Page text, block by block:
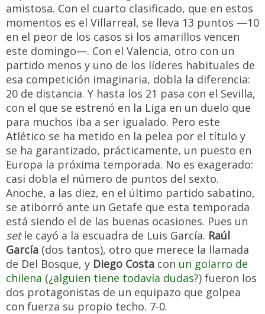
amistosa. Con el cuarto clasificado, que en estos
momentos es el Villarreal, se lleva 13 puntos —10
en el peor de los casos si los amarillos vencen
este domingo—. Con el Valencia, otro con un
partido menos y uno de los líderes habituales de
esa competición imaginaria, dobla la diferencia:
20 de distancia. Y hasta los 21 pasa con el Sevilla,
con el que se estrenó en la Liga en un duelo que
para muchos iba a ser igualado. Pero este
Atlético se ha metido en la pelea por el título y
se ha garantizado, prácticamente, un puesto en
Europa la próxima temporada. No es exagerado:
casi dobla el número de puntos del sexto.
Anoche, a las diez, en el último partido sabatino,
se atiborró ante un Getafe que esta temporada
está siendo el de las buenas ocasiones. Pues un
setle cayó a la escuadra de Luis García. Raúl
García (dos tantos), otro que merece la llamada
de Del Bosque, y Diego Costa con un golarro de
chilena (¿alguien tiene todavía dudas?) fueron los
dos protagonistas de un equipazo que golpea
con fuerza su propio techo. 7-0.